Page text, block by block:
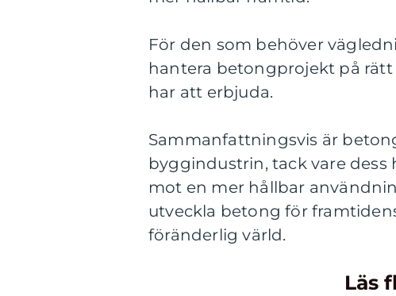
För den som behöver
hantera betongprojekt på
har att erbjuda.
Sammanfattningsvis är
byggindustrin, tack vare
mot en mer hållbar
utveckla betong för
föränderlig värld.
Läs